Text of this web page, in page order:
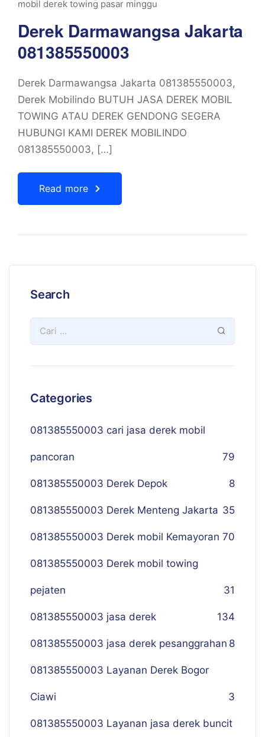
mobil derek towing pasar minggu
Derek Darmawangsa Jakarta
081385550003
Derek Darmawangsa Jakarta 081385550003,
Derek Mobilindo BUTUH JASA DEREK MOBIL
TOWING ATAU DEREK GENDONG SEGERA
HUBUNGI KAMI DEREK MOBILINDO
081385550003, […]
Read more
Search
Categories
081385550003 cari jasa derek mobil
pancoran 79
081385550003 Derek Depok 8
081385550003 Derek Menteng Jakarta 35
081385550003 Derek mobil Kemayoran 70
081385550003 Derek mobil towing
pejaten 31
081385550003 jasa derek 134
081385550003 jasa derek pesanggrahan 8
081385550003 Layanan Derek Bogor
Ciawi 3
081385550003 Layanan jasa derek buncit